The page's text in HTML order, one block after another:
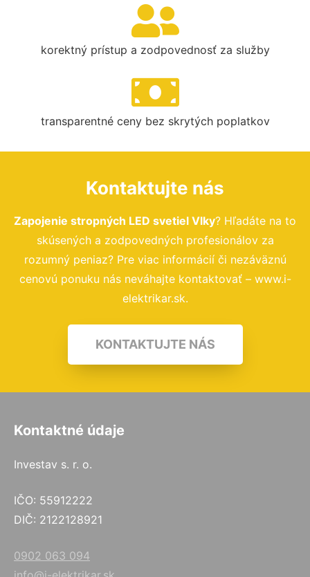
korektný prístup a zodpovednosť za služby
transparentné ceny bez skrytých poplatkov
Kontaktujte nás
Zapojenie stropných LED svetiel Vlky? Hľadáte na to
skúsených a zodpovedných profesionálov za
rozumný peniaz? Pre viac informácií či nezáväznú
cenovú ponuku nás neváhajte kontaktovať – www.i-
elektrikar.sk.
KONTAKTUJTE NÁS
Kontaktné údaje
Investav s. r. o.
IČO: 55912222
DIČ: 2122128921
0902 063 094